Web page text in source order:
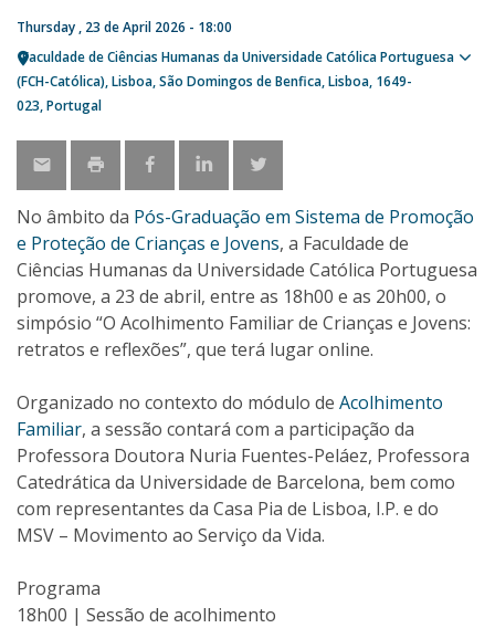
Thursday , 23 de April 2026 - 18:00
Faculdade de Ciências Humanas da Universidade Católica Portuguesa
(FCH-Católica) Lisboa São Domingos de Benfica, Lisboa 1649-
023 Portugal
No âmbito da Pós-Graduação em Sistema de Promoção
e Proteção de Crianças e Jovens, a Faculdade de
Ciências Humanas da Universidade Católica Portuguesa
promove, a 23 de abril, entre as 18h00 e as 20h00, o
simpósio “O Acolhimento Familiar de Crianças e Jovens:
retratos e reflexões”, que terá lugar online.
Organizado no contexto do módulo de Acolhimento
Familiar, a sessão contará com a participação da
Professora Doutora Nuria Fuentes-Peláez, Professora
Catedrática da Universidade de Barcelona, bem como
com representantes da Casa Pia de Lisboa, I.P. e do
MSV – Movimento ao Serviço da Vida.
Programa
18h00 | Sessão de acolhimento